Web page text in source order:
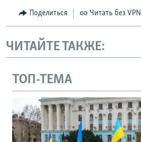
Поделиться Читать без VPN
ЧИТАЙТЕ ТАКЖЕ:
ТОП-ТЕМА